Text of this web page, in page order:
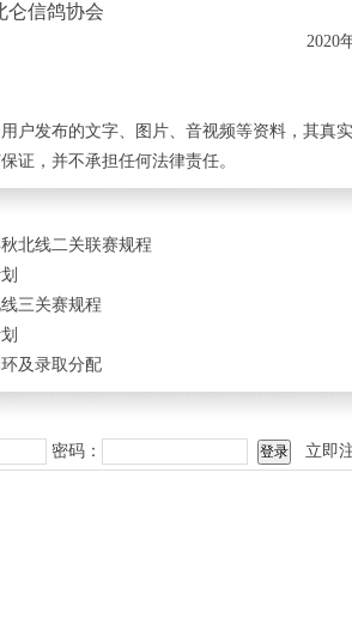
仑信鸽协会
2020
户发布的文字、图片、音视频等资料，其真
证，并不承担任何法律责任。
北线二关联赛规程
三关赛规程
及录取分配
密码： 立即